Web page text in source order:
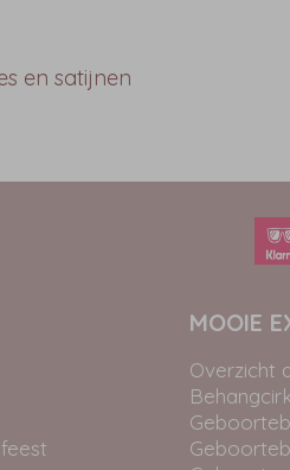
en satijnen
MOOIE
Overzicht